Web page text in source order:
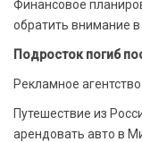
Финансовое
обратить внимание
Подросток погиб
Рекламное
Путешествие из
арендовать авто в